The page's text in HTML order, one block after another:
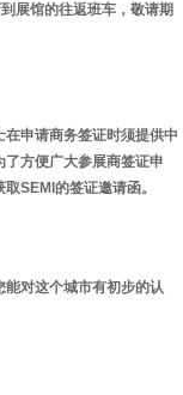
展馆的往返班车，敬请期
申请商务签证时须提供中
方便广大参展商签证申
SEMI的签证邀请函。
对这个城市有初步的认